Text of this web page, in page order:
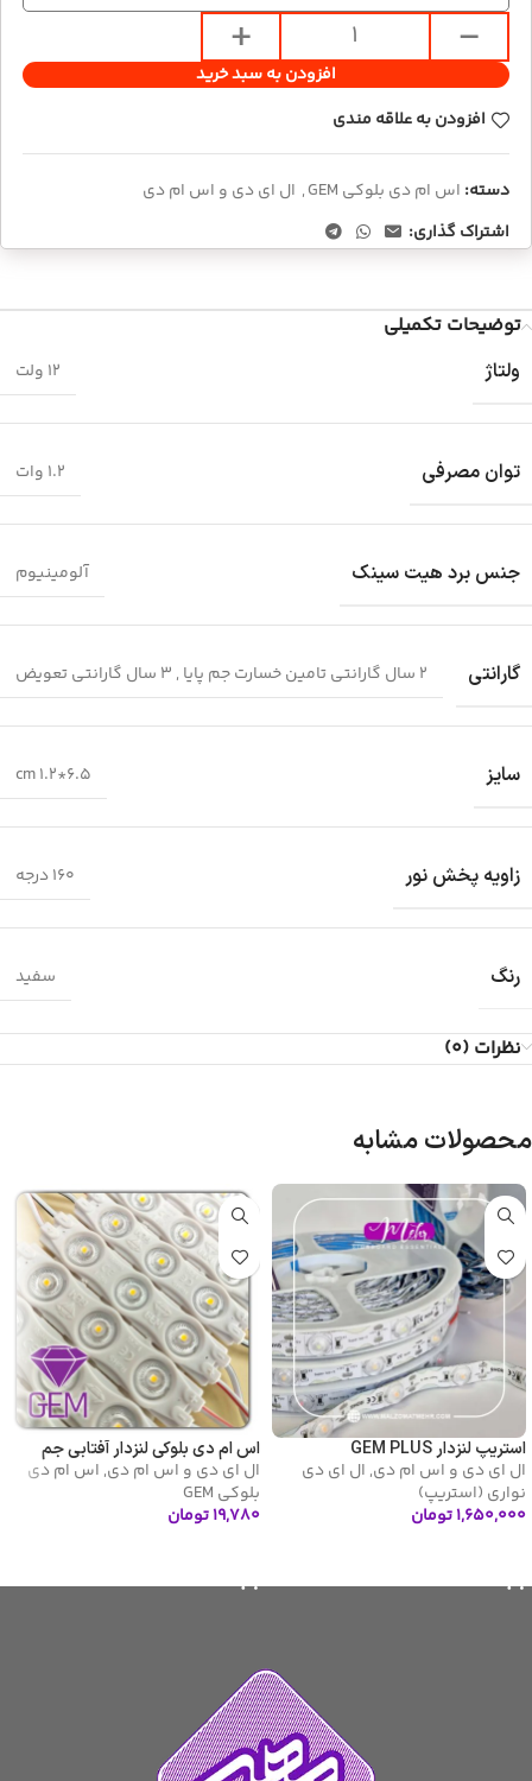
افزودن به سبد خرید
افزودن به علاقه مندی
دسته: اس ام دی بلوکی GEM , ال ای دی و اس ام دی
اشتراک گذاری:
توضیحات تکمیلی
ولتاژ 12 ولت
توان مصرفی 1.2 وات
جنس برد هیت سینک آلومینیوم
گارانتی 2 سال گارانتی تامین خسارت جم پایا , 3 سال گارانتی تعویض
سایز 6.5*1.2 cm
زاویه پخش نور 160 درجه
رنگ سفید
نظرات (0)
محصولات مشابه
استریپ لنزدار GEM PLUS
ال ای دی و اس ام دی, ال ای دی
نواری (استریپ)
۱,۶۵۰,۰۰۰تومان
اس ام دی بلوکی لنزدار آفتابی جم
ال ای دی و اس ام دی, اس ام دی
بلوکی GEM
۱۹,۷۸۰تومان